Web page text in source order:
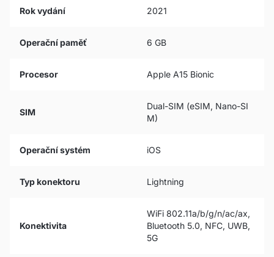
Rok vydání 2021
Operační paměť 6 GB
Procesor Apple A15 Bionic
SIM
Dual-SIM (eSIM, Nano-SI
M)
Operační systém iOS
Typ konektoru Lightning
Konektivita
WiFi 802.11a/b/g/n/ac/ax,
Bluetooth 5.0, NFC, UWB,
5G